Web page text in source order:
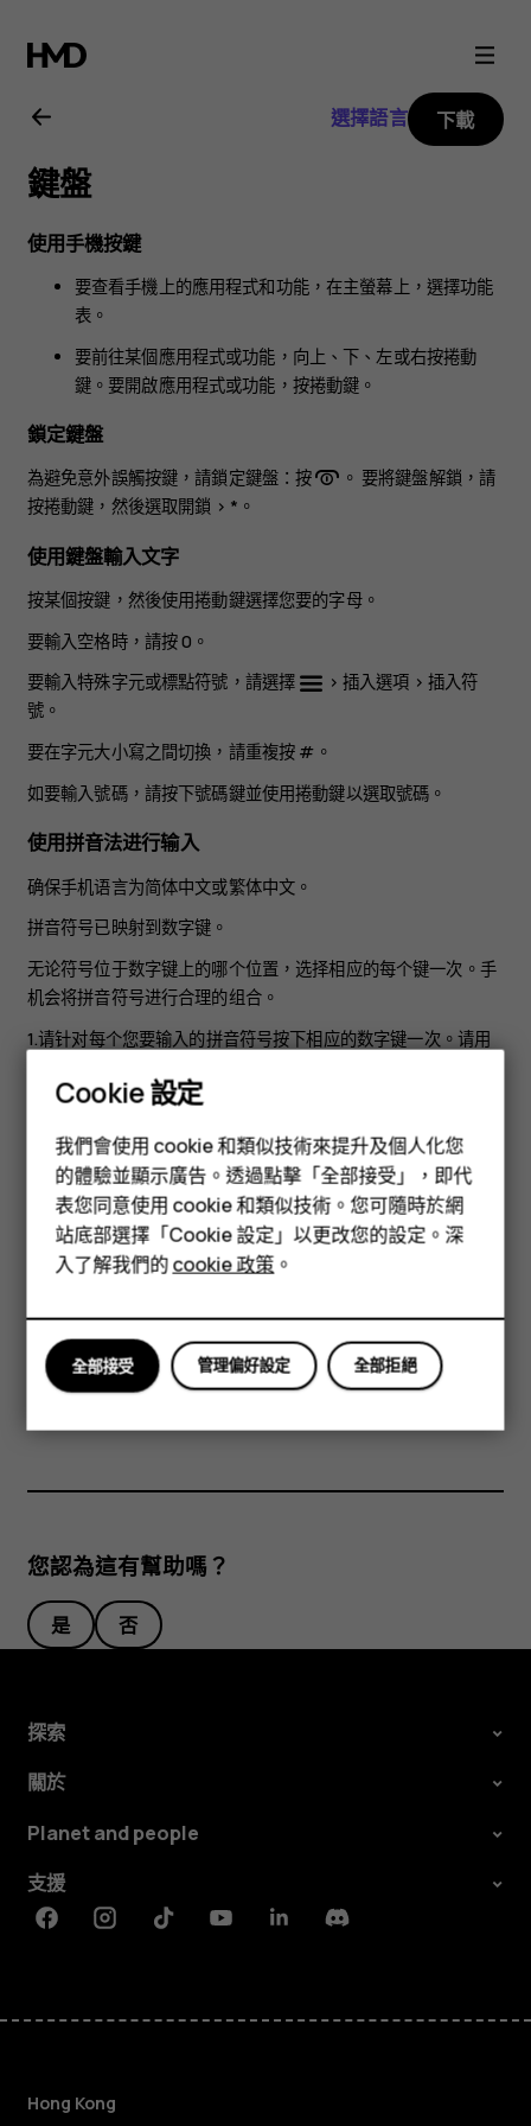
Nokia
225
4G
用
戶
指
南
智慧型手機
功能型手機
配件
平板電腦
選擇語言 下載
鍵盤
使用手機按鍵
要查看手機上的應用程式和功能，在主螢幕上，選擇功能
表 。
要前往某個應用程式或功能，向上、下、左或右按捲動
鍵。要開啟應用程式或功能，按捲動鍵。
鎖定鍵盤
為避免意外誤觸按鍵，請鎖定鍵盤：按
。 要將鍵盤解鎖，請
按捲動鍵，然後選取開鎖 > * 。
使用鍵盤輸入文字
按某個按鍵，然後使用捲動鍵選擇您要的字母。
要輸入空格時，請按0 。
要輸入特殊字元或標點符號，請選擇
> 插入選項 > 插入符
號 。
要在字元大小寫之間切換，請重複按 # 。
如要輸入號碼，請按下號碼鍵並使用捲動鍵以選取號碼。
使用拼音法进行输入
确保手机语言为简体中文或繁体中文。
拼音符号已映射到数字键。
无论符号位于数字键上的哪个位置，选择相应的每个键一次。手
机会将拼音符号进行合理的组合。
1.请针对每个您要输入的拼音符号按下相应的数字键一次。请用
所需的拼音组合，请反复按
使用笔画法进行输入
想以标准笔画顺序输入汉字吗？请使用笔画法。
构成汉字的笔画分为五类：横、竖、撇、点和折。每个类别分别
对应从 1 到 5 的数字键。
1.若要键入笔画，请按标准笔画顺序按下相关按键。 2.如有必
要，可按“6”进行笔画替换。输入区域中的问号即代表该笔划。
3.选择所需的字符。
您認為這有幫助嗎？
是 否
探索
關於
Planet and people
支援
FacebookInstagramTiktokYoutubeLinkedinDiscord
Hong Kong
Cookie 設定
我們會使用 cookie 和類似技術來提升及個人化您
的體驗並顯示廣告。透過點擊「全部接受」，即代
表您同意使用 cookie 和類似技術。您可隨時於網
站底部選擇「Cookie 設定」以更改您的設定。深
入了解我們的cookie 政策 。
全部拒絕
管理偏好設定
全部接受